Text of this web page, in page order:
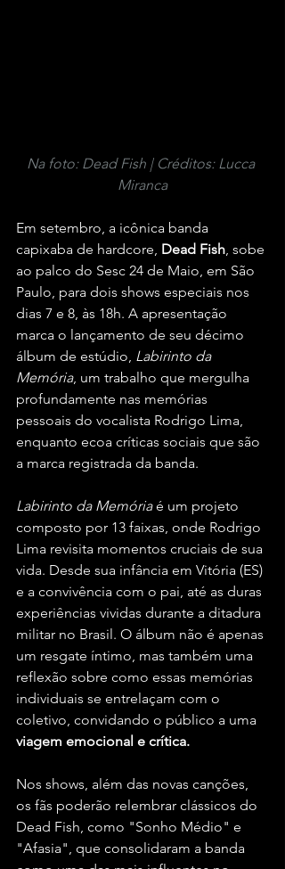
Na foto: Dead Fish | Créditos: Lucca
Miranca
Em setembro, a icônica banda
capixaba de hardcore, Dead Fish, sobe
ao palco do Sesc 24 de Maio, em São
Paulo, para dois shows especiais nos
dias 7 e 8, às 18h. A apresentação
marca o lançamento de seu décimo
álbum de estúdio, Labirinto da
Memória, um trabalho que mergulha
profundamente nas memórias
pessoais do vocalista Rodrigo Lima,
enquanto ecoa críticas sociais que são
a marca registrada da banda.
Labirinto da Memória é um projeto
composto por 13 faixas, onde Rodrigo
Lima revisita momentos cruciais de sua
vida. Desde sua infância em Vitória (ES)
e a convivência com o pai, até as duras
experiências vividas durante a ditadura
militar no Brasil. O álbum não é apenas
um resgate íntimo, mas também uma
reflexão sobre como essas memórias
individuais se entrelaçam com o
coletivo, convidando o público a uma
viagem emocional e crítica.
Nos shows, além das novas canções,
os fãs poderão relembrar clássicos do
Dead Fish, como "Sonho Médio" e
"Afasia", que consolidaram a banda